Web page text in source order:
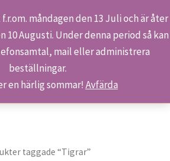
måndagen den 13 Juli och är åter
10 Augusti. Under denna period så kan
mail eller administrera
beställningar.
en härlig sommar! Avfärda
Tigrar
taggade “Tigrar”